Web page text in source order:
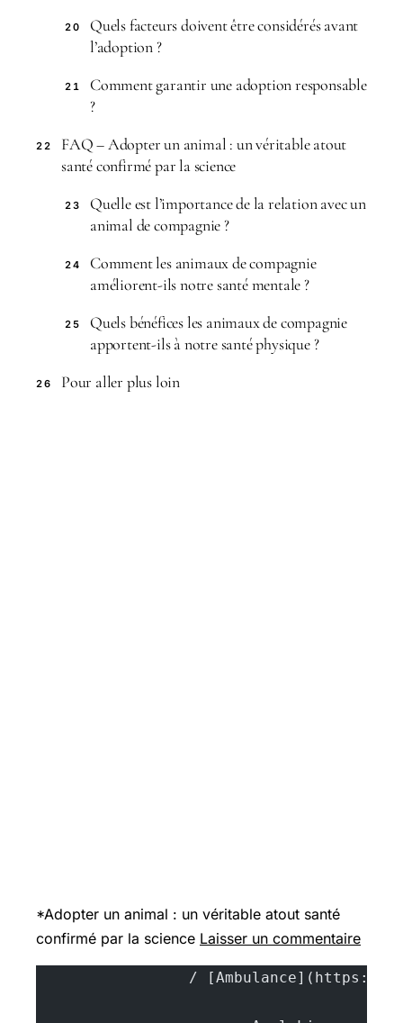
20
Quels facteurs doivent être considérés avant
l’adoption ?
21
Comment garantir une adoption responsable
?
22
FAQ – Adopter un animal : un véritable atout
santé confirmé par la science
23
Quelle est l’importance de la relation avec un
animal de compagnie ?
24
Comment les animaux de compagnie
améliorent-ils notre santé mentale ?
25
Quels bénéfices les animaux de compagnie
apportent-ils à notre santé physique ?
26 Pour aller plus loin
*Adopter un animal : un véritable atout santé
confirmé par la science Laisser un commentaire